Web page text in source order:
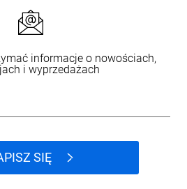
informacje o nowościach,
i wyprzedażach
SIĘ